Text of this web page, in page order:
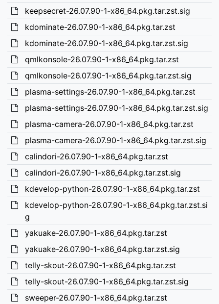
keepsecret-26.07.90-1-x86_64.pkg.tar.zst.sig
kdominate-26.07.90-1-x86_64.pkg.tar.zst
kdominate-26.07.90-1-x86_64.pkg.tar.zst.sig
qmlkonsole-26.07.90-1-x86_64.pkg.tar.zst
qmlkonsole-26.07.90-1-x86_64.pkg.tar.zst.sig
plasma-settings-26.07.90-1-x86_64.pkg.tar.zst
plasma-settings-26.07.90-1-x86_64.pkg.tar.zst.sig
plasma-camera-26.07.90-1-x86_64.pkg.tar.zst
plasma-camera-26.07.90-1-x86_64.pkg.tar.zst.sig
calindori-26.07.90-1-x86_64.pkg.tar.zst
calindori-26.07.90-1-x86_64.pkg.tar.zst.sig
kdevelop-python-26.07.90-1-x86_64.pkg.tar.zst
kdevelop-python-26.07.90-1-x86_64.pkg.tar.zst.si
g
yakuake-26.07.90-1-x86_64.pkg.tar.zst
yakuake-26.07.90-1-x86_64.pkg.tar.zst.sig
telly-skout-26.07.90-1-x86_64.pkg.tar.zst
telly-skout-26.07.90-1-x86_64.pkg.tar.zst.sig
sweeper-26.07.90-1-x86_64.pkg.tar.zst